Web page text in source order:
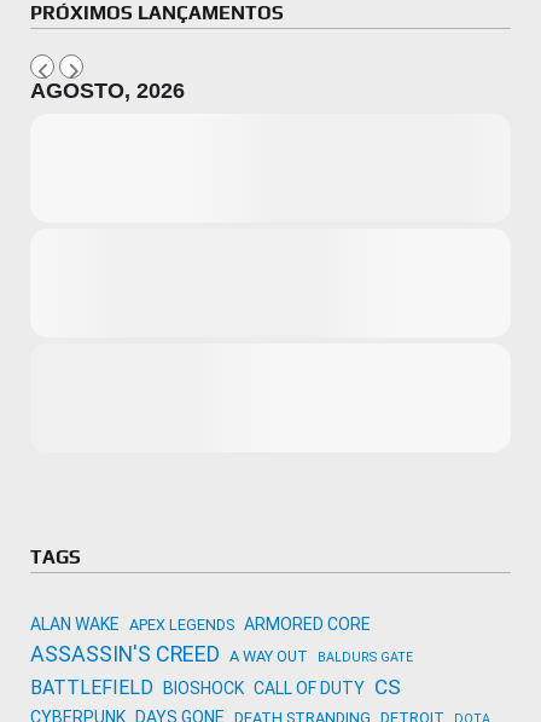
PRÓXIMOS LANÇAMENTOS
AGOSTO, 2026
TAGS
ALAN WAKE APEX LEGENDS ARMORED CORE
ASSASSIN'S CREED A WAY OUT BALDURS GATE
BATTLEFIELD BIOSHOCK CALL OF DUTY CS
CYBERPUNK DAYS GONE DEATH STRANDING DETROIT